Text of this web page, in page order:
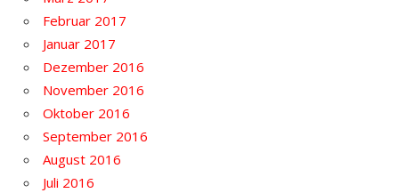
Februar 2017
Januar 2017
Dezember 2016
November 2016
Oktober 2016
September 2016
August 2016
Juli 2016